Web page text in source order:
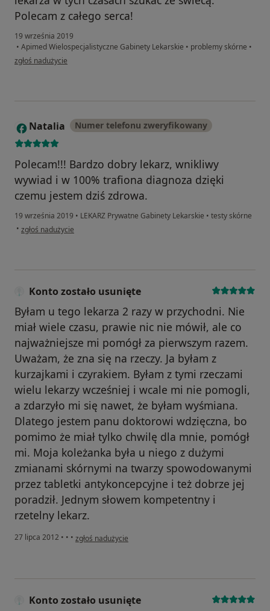
Polecam z całego serca!
19 września 2019
• Apimed Wielospecjalistyczne Gabinety Lekarskie • problemy skórne •
w opinii użytkownika Konto zostało usunięte
zgłoś nadużycie
N Natalia Numer telefonu zweryfikowany
Polecam!!! Bardzo dobry lekarz, wnikliwy
wywiad i w 100% trafiona diagnoza dzięki
czemu jestem dziś zdrowa.
19 września 2019 • LEKARZ Prywatne Gabinety Lekarskie • testy skórne
• w opinii użytkownika Natalia
zgłoś nadużycie
Konto zostało usunięte
Byłam u tego lekarza 2 razy w przychodni. Nie
miał wiele czasu, prawie nic nie mówił, ale co
najważniejsze mi pomógł za pierwszym razem.
Uważam, że zna się na rzeczy. Ja byłam z
kurzajkami i czyrakiem. Byłam z tymi rzeczami
wielu lekarzy wcześniej i wcale mi nie pomogli,
a zdarzyło mi się nawet, że byłam wyśmiana.
Dlatego jestem panu doktorowi wdzięczna, bo
pomimo że miał tylko chwilę dla mnie, pomógł
mi. Moja koleżanka była u niego z dużymi
zmianami skórnymi na twarzy spowodowanymi
przez tabletki antykoncepcyjne i też dobrze jej
poradził. Jednym słowem kompetentny i
rzetelny lekarz.
27 lipca 2012 • • • w opinii użytkownika Konto zostało usunięte
zgłoś nadużycie
Konto zostało usunięte